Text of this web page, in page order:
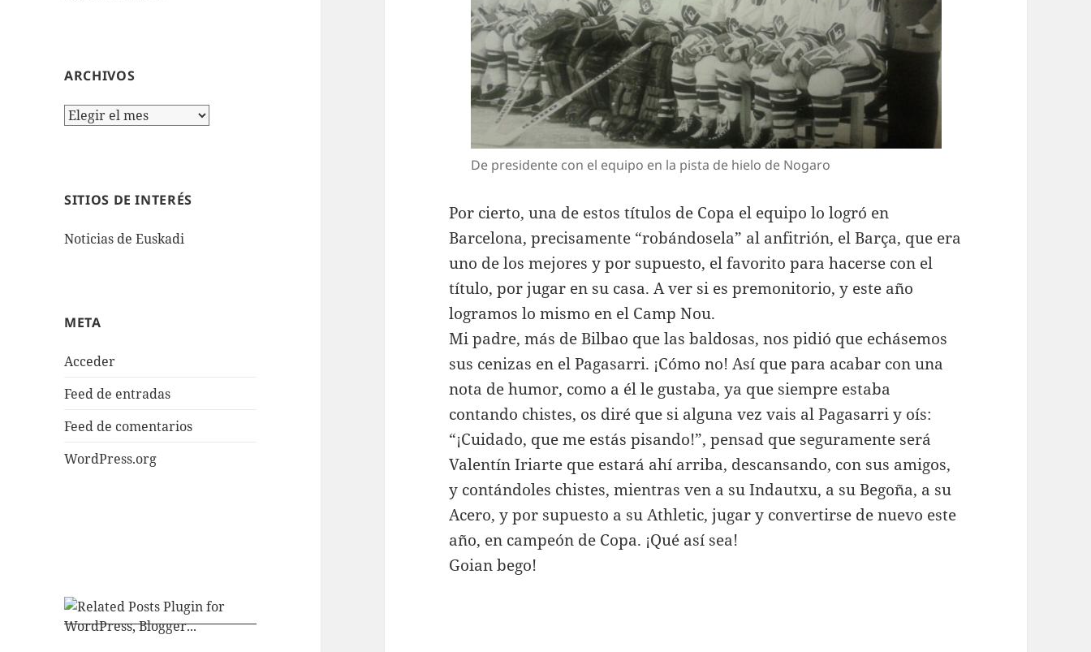
ARCHIVOS
Archivos
SITIOS DE INTERÉS
Noticias de Euskadi
META
Acceder
Feed de entradas
Feed de comentarios
WordPress.org
De presidente con el equipo en la pista de hielo de Nogaro
Por cierto, una de estos títulos de Copa el equipo lo logró en
Barcelona, precisamente “robándosela” al anfitrión, el Barça, que era
uno de los mejores y por supuesto, el favorito para hacerse con el
título, por jugar en su casa. A ver si es premonitorio, y este año
logramos lo mismo en el Camp Nou.
Mi padre, más de Bilbao que las baldosas, nos pidió que echásemos
sus cenizas en el Pagasarri. ¡Cómo no! Así que para acabar con una
nota de humor, como a él le gustaba, ya que siempre estaba
contando chistes, os diré que si alguna vez vais al Pagasarri y oís:
“¡Cuidado, que me estás pisando!”, pensad que seguramente será
Valentín Iriarte que estará ahí arriba, descansando, con sus amigos,
y contándoles chistes, mientras ven a su Indautxu, a su Begoña, a su
Acero, y por supuesto a su Athletic, jugar y convertirse de nuevo este
año, en campeón de Copa. ¡Qué así sea!
Goian bego!